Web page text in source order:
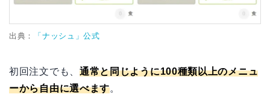
出典： 「ナッシュ」公式
初回注文でも、 通常と同じように100種類以上のメニュ
ーから自由に選べます。